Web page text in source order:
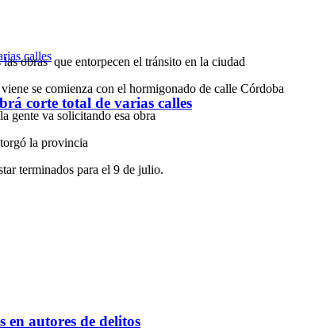
corte total de varias calles
en autores de delitos
obras que entorpecen el tránsito en la ciudad
se comienza con el hormigonado de calle Córdoba
gente va solicitando esa obra
la provincia
terminados para el 9 de julio.